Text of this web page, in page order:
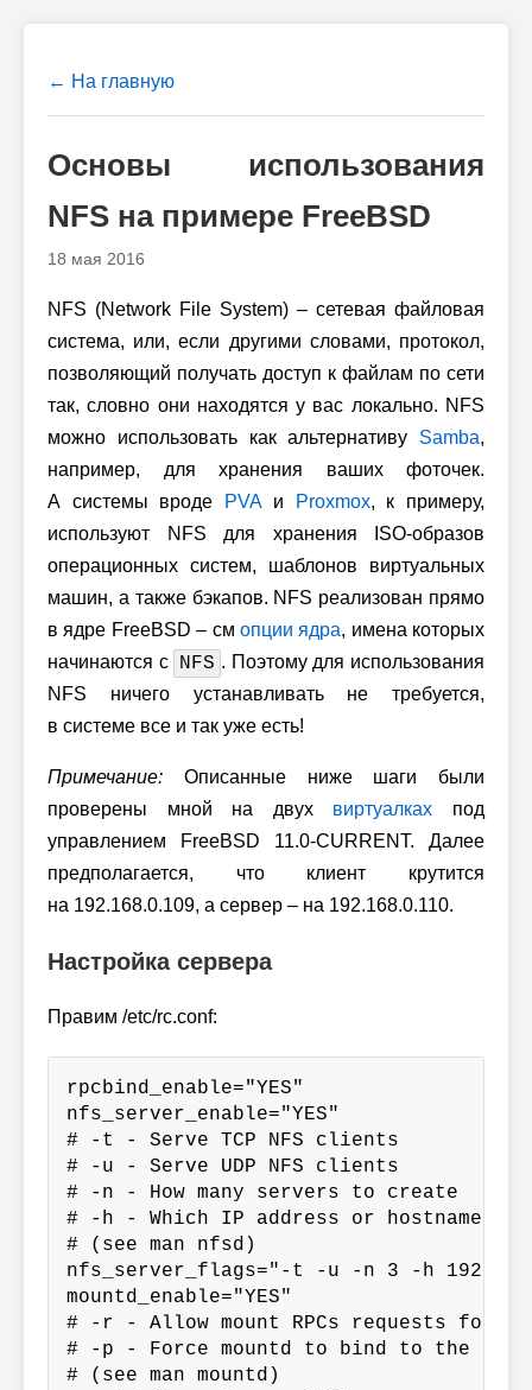
← На главную
Основы использования
NFS на примере FreeBSD
18 мая 2016
NFS (Network File System) – сетевая файловая
система, или, если другими словами, протокол,
позволяющий получать доступ к файлам по сети
так, словно они находятся у вас локально. NFS
можно использовать как альтернативу Samba,
например, для хранения ваших фоточек.
А системы вроде
PVAи Proxmox, к примеру,
используют NFS для хранения ISO-образов
операционных систем, шаблонов виртуальных
машин, а также бэкапов. NFS реализован прямо
в ядре FreeBSD – см опции ядра, имена которых
начинаются с NFS . Поэтому для использования
NFS ничего устанавливать не требуется,
в системе все и так уже есть!
Примечание: Описанные ниже шаги были
проверены мной на двух виртуалках под
управлением FreeBSD 11.0-CURRENT. Далее
предполагается, что клиент крутится
на 192.168.0.109, а сервер – на 192.168.0.110.
Настройка сервера
Правим /etc/rc.conf:
rpcbind_enable="YES"
nfs_server_enable="YES"
# -t - Serve TCP NFS clients
# -u - Serve UDP NFS clients
# -n - How many servers to create
# -h - Which IP address or hostname to
# (see man nfsd)
nfs_server_flags="-t -u -n 3 -h
mountd_enable="YES"
# -r - Allow mount RPCs requests for
# -p - Force mountd to bind to the
# (see man mountd)